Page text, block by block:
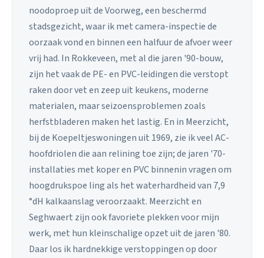
noodoproep uit de Voorweg, een beschermd
stadsgezicht, waar ik met camera-inspectie de
oorzaak vond en binnen een halfuur de afvoer weer
vrij had. In Rokkeveen, met al die jaren '90-bouw,
zijn het vaak de PE- en PVC-leidingen die verstopt
raken door vet en zeep uit keukens, moderne
materialen, maar seizoensproblemen zoals
herfstbladeren maken het lastig. En in Meerzicht,
bij de Koepeltjeswoningen uit 1969, zie ik veel AC-
hoofdriolen die aan relining toe zijn; de jaren '70-
installaties met koper en PVC binnenin vragen om
hoogdrukspoe ling als het waterhardheid van 7,9
°dH kalkaanslag veroorzaakt. Meerzicht en
Seghwaert zijn ook favoriete plekken voor mijn
werk, met hun kleinschalige opzet uit de jaren '80.
Daar los ik hardnekkige verstoppingen op door